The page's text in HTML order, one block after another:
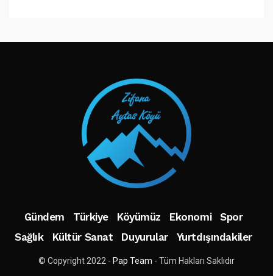
TAKIP ET
Gündem Türkiye Köyümüz Ekonomi
Spor
Sağlık
Kültür Sanat Duyurular Yurtdışındakiler
© Copyright 2022 - Pap Team - Tüm Hakları Saklıdır